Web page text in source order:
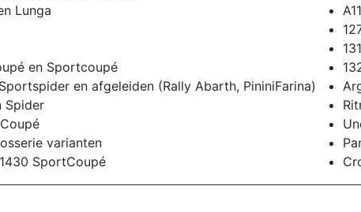
Lunga
en Sportcoupé
en afgeleiden (Rally Abarth, PininiFarina)
Spider
varianten
SportCoupé
131